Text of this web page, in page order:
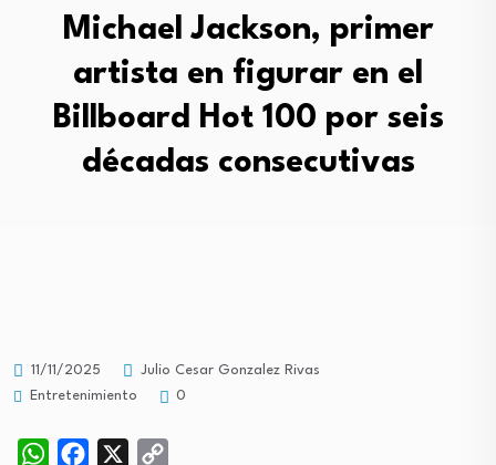
Michael Jackson, primer
artista en figurar en el
Billboard Hot 100 por seis
décadas consecutivas
11/11/2025
Julio Cesar Gonzalez Rivas
Entretenimiento
0
WhatsAppFacebook